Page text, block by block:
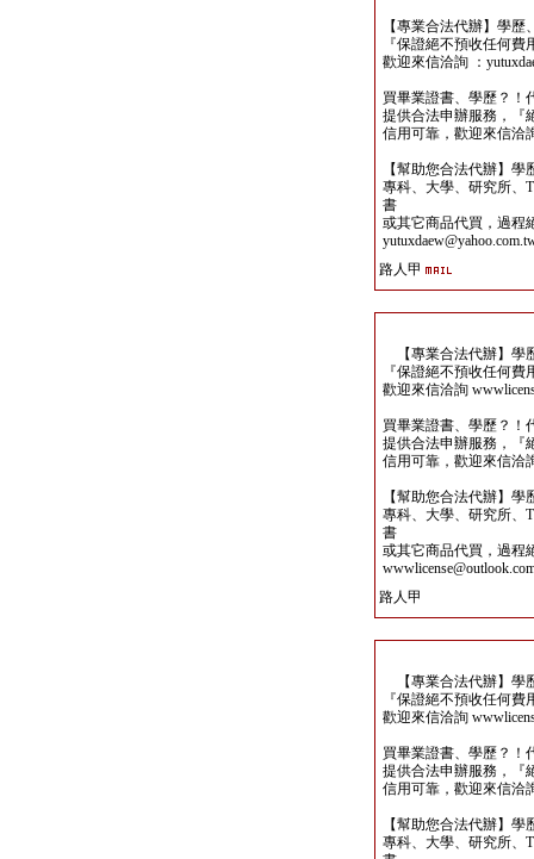
【專業合法代辦】學
『保證絕不預收任何
歡迎來信洽詢 ：
買畢業證書、學歷？！
提供合法申辦服務，『
信用可靠，歡迎來信洽
【幫助您合法代辦】
專科、大學、研究所、
書
或其它商品代買，過程
路人甲
【專業合法代辦】學
『保證絕不預收任何
歡迎來信洽詢
買畢業證書、學歷？！
提供合法申辦服務，『
信用可靠，歡迎來信洽
【幫助您合法代辦】
專科、大學、研究所、
書
或其它商品代買，過程
路人甲
【專業合法代辦】學
『保證絕不預收任何
歡迎來信洽詢
買畢業證書、學歷？！
提供合法申辦服務，『
信用可靠，歡迎來信洽
【幫助您合法代辦】
專科、大學、研究所、